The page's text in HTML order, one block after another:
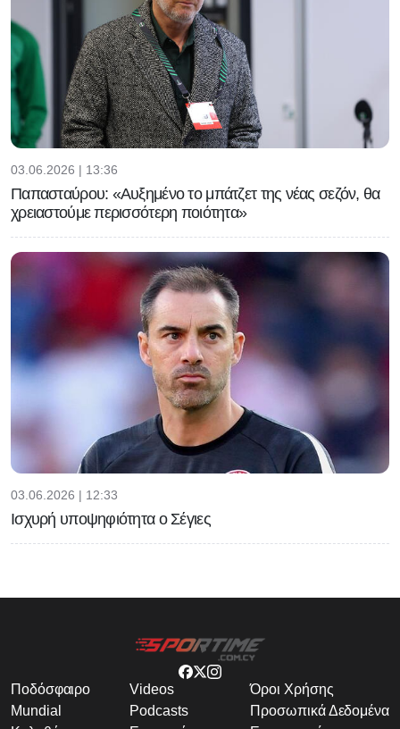
03.06.2026 | 13:36
Παπασταύρου: «Αυξημένο το μπάτζετ της νέας σεζόν, θα
χρειαστούμε περισσότερη ποιότητα»
03.06.2026 | 12:33
Ισχυρή υποψηφιότητα ο Σέγιες
Ποδόσφαιρο
Mundial
Videos
Podcasts
Όροι Χρήσης
Προσωπικά Δεδομένα